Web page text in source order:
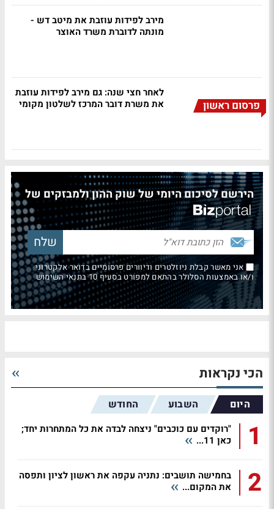
מירב לפידות עוזבת את מיטב דש -
מונתה לדוברת משרד האוצר
פרסום ראשון
לאחר חצי שנה: גם מירב לפידות עוזבת
את משרת דובר המרכז לשלטון מקומי
הירשם לסיכום היומי של שוק ההון ולמבזקים של
אני מאשר קבלת ניוזלטרים ודיוורים פרסומיים בדואר אלקטרוני
ו/או באמצעות הסלולר בהתאם למפורט בסעיף 10 בתנאי השימוש
הכי נקראות
היום השבוע החודש
1
"רוקדים עם כוכבים" ניצחה לבדה את כל המתחרות יחד;
כאן 11...
2
בחמישה תושבים: נתניה עקפה את ראשון לציון ותפסה
את המקום...